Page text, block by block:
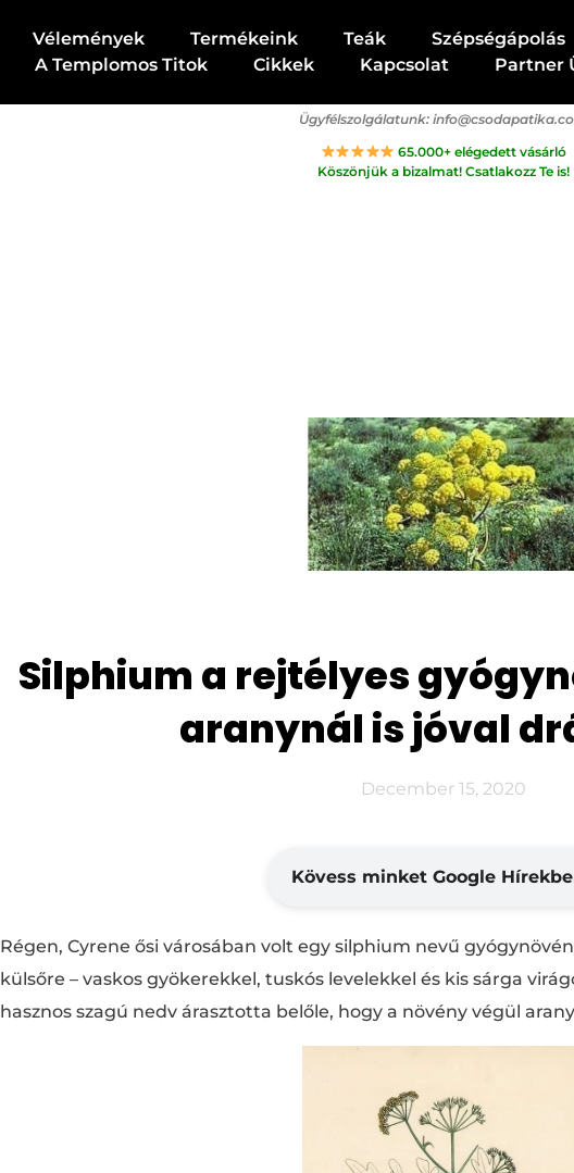
Vélemények Termékeink Teák Szépségápolás
A Templomos Titok
Cikkek Kapcsolat Partner
Ügyfélszolgálatunk:
65.000+ elégedett vásárló
Köszönjük a bizalmat! Csatlakozz Te is!
Silphium a rejtélyes
aranynál is jóval
December 15, 2020
Kövess minket Google
Régen, Cyrene ősi városában volt egy silphium nevű
külsőre – vaskos gyökerekkel, tuskós levelekkel és kis sárga
hasznos szagú nedv árasztotta belőle, hogy a növény végül